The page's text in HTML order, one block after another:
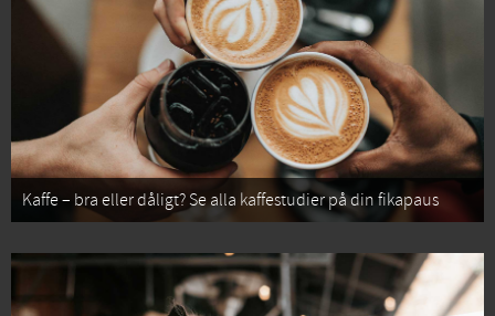
Kaffe – bra eller dåligt? Se alla kaffestudier på din fikapaus